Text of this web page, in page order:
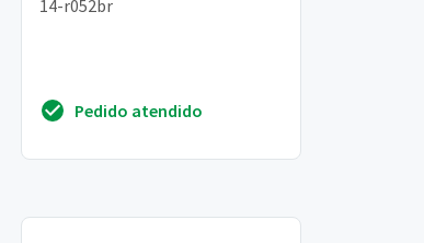
14-r052br
Pedido atendido